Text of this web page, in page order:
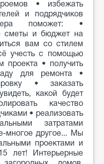
• избежать
и подрядчиков
поможет: •
сметы и бюджет на
вам со стилем
учесть с помощью
проекта • получить
для ремонта •
• заказать
какой будет
качество
• реализовать
затратами
многое другое... Мы
проектами и
лет! Интерьерные